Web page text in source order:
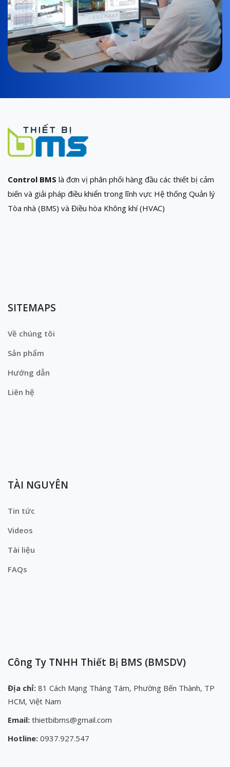
Control BMS là đơn vị phân phối hàng đầu các thiết bị cảm
biến và giải pháp điều khiển trong lĩnh vực Hệ thống Quản lý
Tòa nhà (BMS) và Điều hòa Không khí (HVAC)
SITEMAPS
Về chúng tôi
Sản phẩm
Hướng dẫn
Liên hệ
TÀI NGUYÊN
Tin tức
Videos
Tài liệu
FAQs
Công Ty TNHH Thiết Bị BMS (BMSDV)
Địa chỉ: 81 Cách Mạng Tháng Tám, Phường Bến Thành, TP
HCM, Việt Nam
Email: thietbibms@gmail.com
Hotline: 0937.927.547